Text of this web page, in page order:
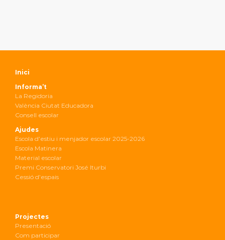
Inici
Informa’t
La Regidoria
València Ciutat Educadora
Consell escolar
Ajudes
Escola d’estiu i menjador escolar 2025-2026
Escola Matinera
Material escolar
Premi Conservatori José Iturbi
Cessió d’espais
Projectes
Presentació
Com participar